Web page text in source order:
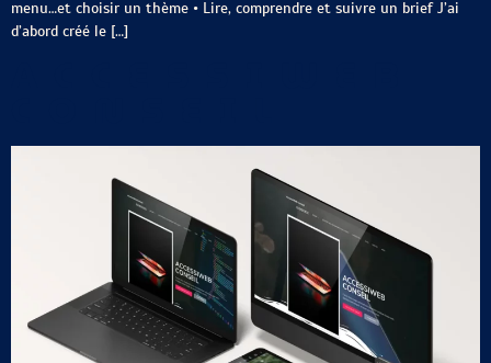
menu…et choisir un thème • Lire, comprendre et suivre un brief J’ai
d’abord créé le […]